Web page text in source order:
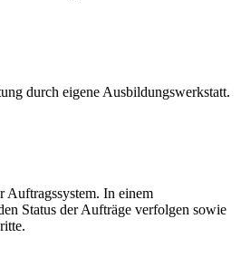
durch eigene Ausbildungswerkstatt.
Auftragssystem. In einem
Status der Aufträge verfolgen sowie